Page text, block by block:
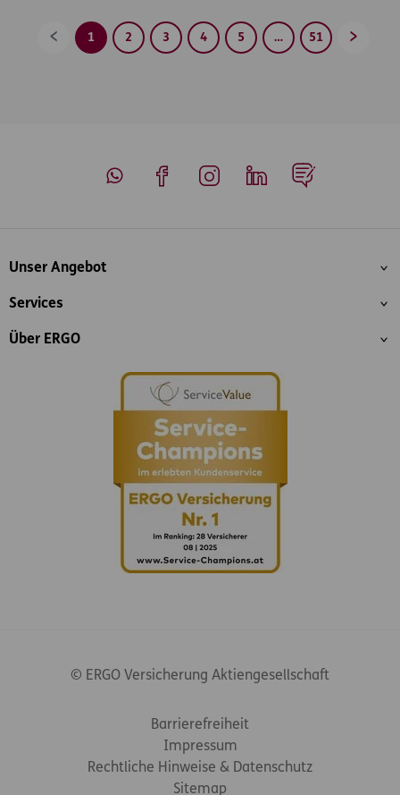
Zurück1 2 3 4 5 … 51
Inhaltsübersicht
Unser Angebot
Services
Über ERGO
© ERGO Versicherung Aktiengesellschaft
Barrierefreiheit
Impressum
Rechtliche Hinweise & Datenschutz
Sitemap